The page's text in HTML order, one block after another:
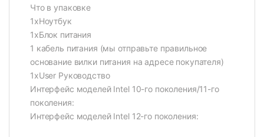
Что в упаковке
1xНоутбук
1xБлок питания
1 кабель питания (мы отправьте правильное
основание вилки питания на адресе покупателя)
1xUser Руководство
Интерфейс моделей Intel 10-го поколения/11-го
поколения:
Интерфейс моделей Intel 12-го поколения: